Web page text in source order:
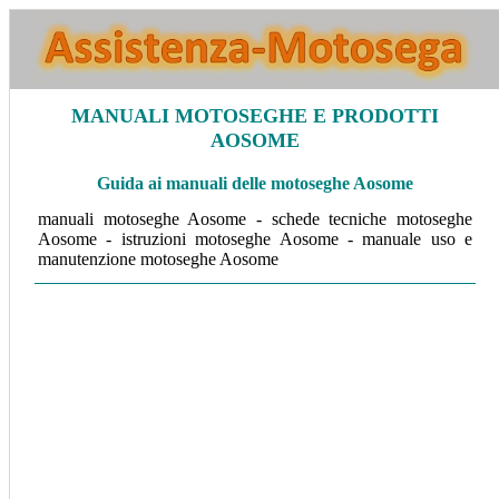
MANUALI MOTOSEGHE E PRODOTTI
AOSOME
Guida ai manuali delle motoseghe Aosome
manuali motoseghe Aosome - schede tecniche motoseghe
Aosome - istruzioni motoseghe Aosome - manuale uso e
manutenzione motoseghe Aosome